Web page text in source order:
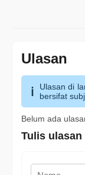
Ulasan
Ulasan di
bersifat
Belum ada
Tulis ulasan